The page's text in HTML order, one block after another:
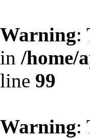
Warning:
in /home/
line 99
Warning: